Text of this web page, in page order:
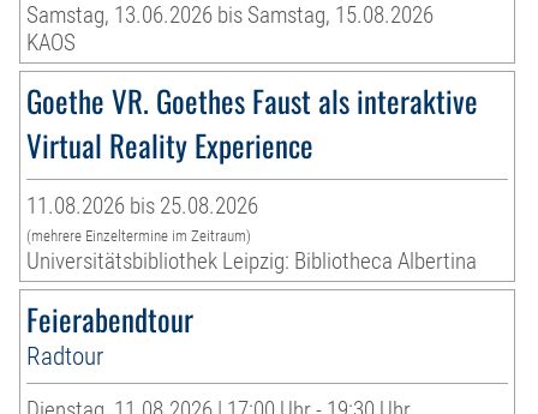
Samstag, 13.06.2026 bis Samstag, 15.08.2026
KAOS
Goethe VR. Goethes Faust als interaktive
Virtual Reality Experience
11.08.2026 bis 25.08.2026
(mehrere Einzeltermine im Zeitraum)
Universitätsbibliothek Leipzig: Bibliotheca Albertina
Feierabendtour
Radtour